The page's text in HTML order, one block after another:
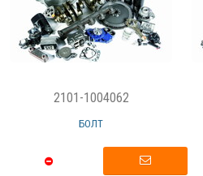
2101-1004062
БОЛТ